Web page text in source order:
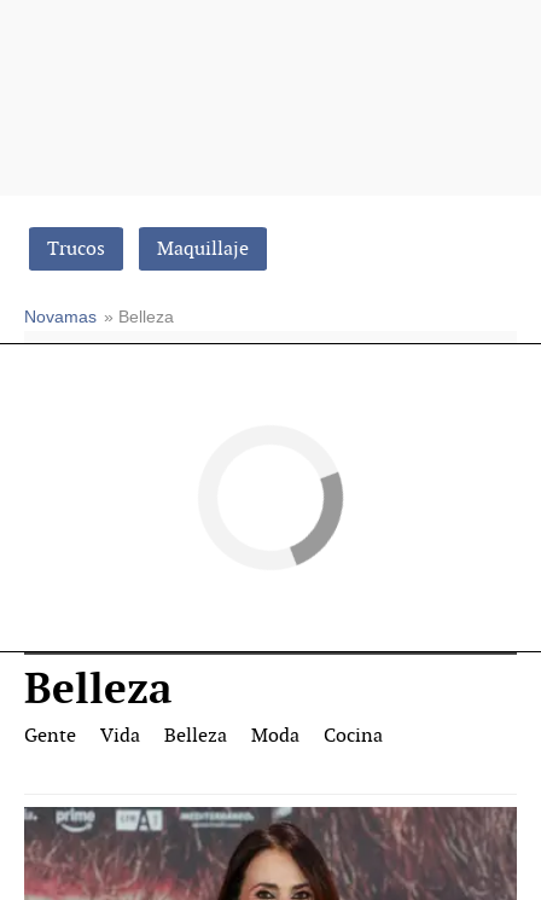
Trucos Maquillaje
Novamas » Belleza
Belleza
Gente Vida Belleza Moda Cocina